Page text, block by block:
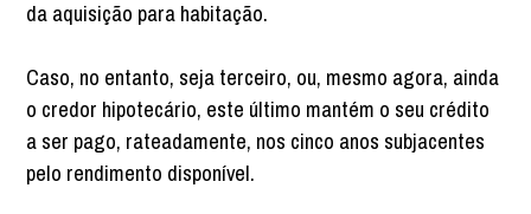
da aquisição para habitação.
Caso, no entanto, seja terceiro, ou, mesmo agora, ainda
o credor hipotecário, este último mantém o seu crédito
a ser pago, rateadamente, nos cinco anos subjacentes
pelo rendimento disponível.